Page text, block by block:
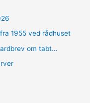
1955 ved rådhuset
om tabt…